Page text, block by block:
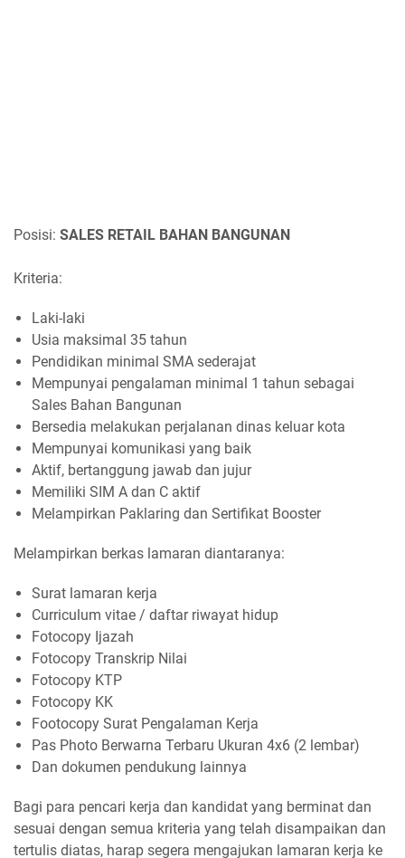
Posisi: SALES RETAIL BAHAN BANGUNAN
Kriteria:
Laki-laki
Usia maksimal 35 tahun
Pendidikan minimal SMA sederajat
Mempunyai pengalaman minimal 1 tahun sebagai
Sales Bahan Bangunan
Bersedia melakukan perjalanan dinas keluar kota
Mempunyai komunikasi yang baik
Aktif, bertanggung jawab dan jujur
Memiliki SIM A dan C aktif
Melampirkan Paklaring dan Sertifikat Booster
Melampirkan berkas lamaran diantaranya:
Surat lamaran kerja
Curriculum vitae / daftar riwayat hidup
Fotocopy Ijazah
Fotocopy Transkrip Nilai
Fotocopy KTP
Fotocopy KK
Footocopy Surat Pengalaman Kerja
Pas Photo Berwarna Terbaru Ukuran 4x6 (2 lembar)
Dan dokumen pendukung lainnya
Bagi para pencari kerja dan kandidat yang berminat dan
sesuai dengan semua kriteria yang telah disampaikan dan
tertulis diatas, harap segera mengajukan lamaran kerja ke